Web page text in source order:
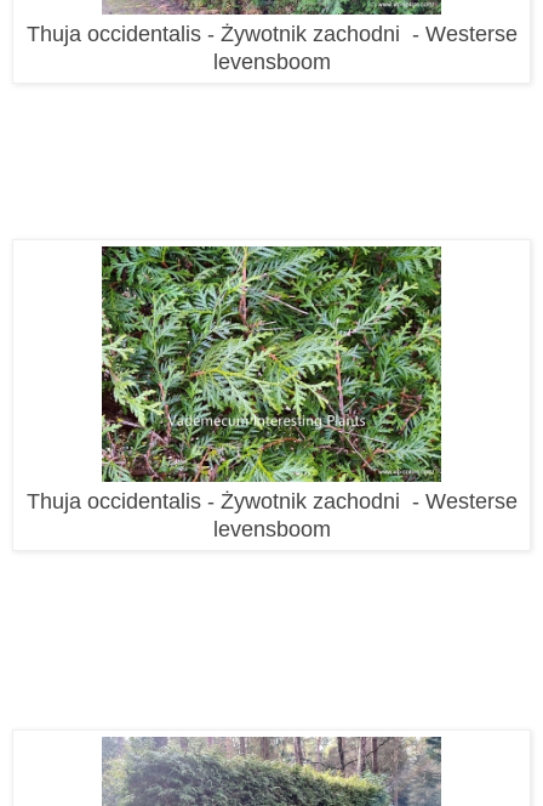
Thuja occidentalis - Żywotnik zachodni - Westerse
levensboom
Thuja occidentalis - Żywotnik zachodni - Westerse
levensboom